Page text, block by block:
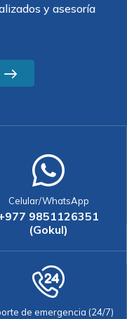
y asesoría
Celular/WhatsApp
9851126351
(Gokul)
de emergencia (24/7)